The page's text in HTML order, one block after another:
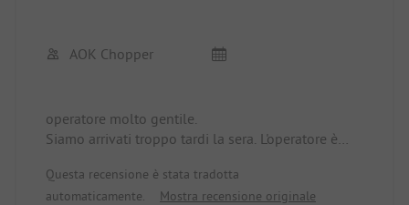
AOK Chopper
operatore molto gentile.
Siamo arrivati troppo tardi la sera. L'operatore è
Molte grazie
Questa recensione è stata tradotta
automaticamente.
Mostra recensione originale